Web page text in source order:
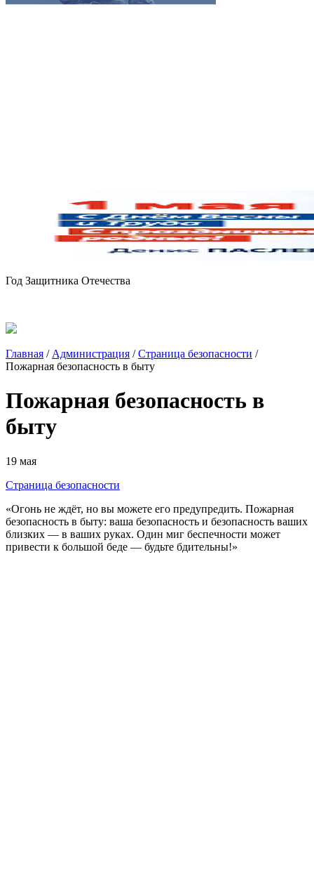
Год Защитника Отечества
Главная / Администрация /Страница безопасности /
Пожарная безопасность в быту
Пожарная безопасность в
быту
19 мая
Страница безопасности
«Огонь не ждёт, но вы можете его предупредить. Пожарная
безопасность в быту: ваша безопасность и безопасность ваших
близких — в ваших руках. Один миг беспечности может
привести к большой беде — будьте бдительны!»